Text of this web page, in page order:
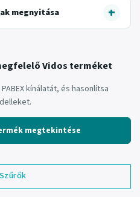
megnyitása
Vidos terméket
kínálatát, és hasonlítsa
megtekintése